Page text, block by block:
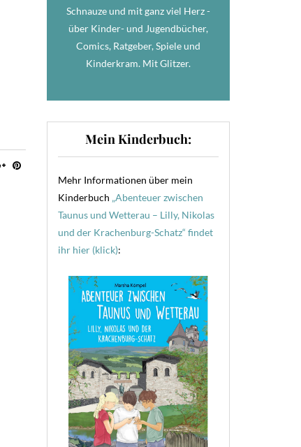
Schnauze und mit ganz viel Herz -
über Kinder- und Jugendbücher,
Comics, Ratgeber, Spiele und
Kinderkram. Mit Glitzer.
Mein Kinderbuch:
Mehr Informationen über mein
Kinderbuch „Abenteuer zwischen
Taunus und Wetterau – Lilly, Nikolas
und der Krachenburg-Schatz“ findet
ihr hier (klick):